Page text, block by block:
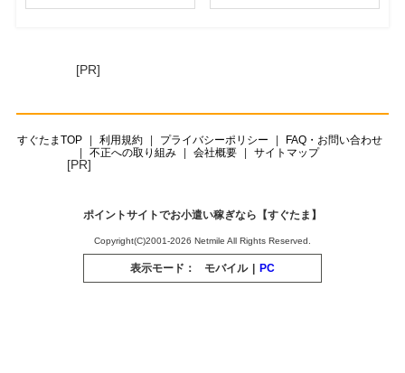
[PR]
すぐたまTOP 利用規約 プライバシーポリシー
FAQ・お問い合わせ
不正への取り組み
会社概要 サイトマップ
[PR]
ポイントサイトでお小遣い稼ぎなら【すぐたま】
Copyright(C)2001-2026 Netmile All Rights Reserved.
表示モード： モバイル | PC